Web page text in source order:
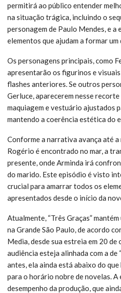
permitirá ao público entender
na situação trágica, incluindo o
personagem de Paulo Mendes, e a
elementos que ajudam a formar
Os personagens principais, como
apresentarão os figurinos e visuais
flashes anteriores. Se outros
Gerluce, aparecerem nesse
maquiagem e vestuário ajustados
mantendo a coerência estética do
Conforme a narrativa avança até a
Rogério é encontrado no mar, a
presente, onde Arminda irá
do marido. Este episódio é visto
crucial para amarrar todos os
apresentados desde o início da
Atualmente, “Três Graças”
na Grande São Paulo, de acordo
Media, desde sua estreia em 20 de
audiência esteja alinhada com a de
antes, ela ainda está abaixo do
para o horário nobre de novelas.
desempenho da produção, que